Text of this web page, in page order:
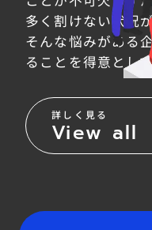
多く割けない状況
そんな悩みがある
ることを得意とし
詳しく見る
View all